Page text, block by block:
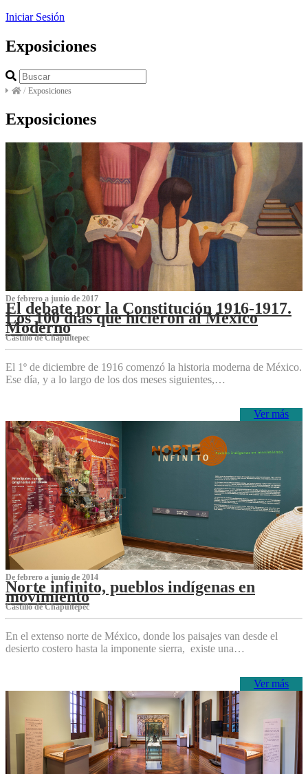
Iniciar Sesión
Exposiciones
/ Exposiciones
Exposiciones
De febrero a junio de 2017
El debate por la Constitución 1916-1917.
Los 100 días que hicieron al México
Moderno
Castillo de Chapultepec
El 1º de diciembre de 1916 comenzó la historia moderna de México.
Ese día, y a lo largo de los dos meses siguientes,…
Ver más
De febrero a junio de 2014
Norte infinito, pueblos indígenas en
movimiento
Castillo de Chapultepec
En el extenso norte de México, donde los paisajes van desde el
desierto costero hasta la imponente sierra, existe una…
Ver más